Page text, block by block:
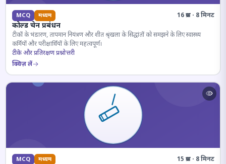
MCQ मध्यम 16 प्रश्न · 8 मिनट
कोल्ड चेन प्रबंधन
टीकों के भंडारण, तापमान नियंत्रण और शीत श्रृंखला के सिद्धांतों को समझने के लिए स्वास्थ्य
कर्मियों और परीक्षार्थियों के लिए महत्वपूर्ण।
टीके और प्रतिरक्षण प्रश्नोत्तरी
क्विज़ लें
MCQ मध्यम 15 प्रश्न · 8 मिनट